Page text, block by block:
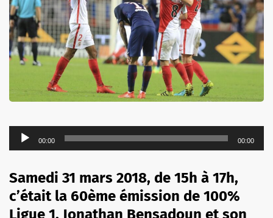
Lecteur
audio
00:00 00:00
Samedi 31 mars 2018, de 15h à 17h,
c’était la 60ème émission de 100%